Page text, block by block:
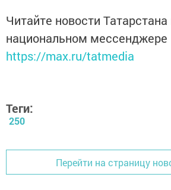
Читайте новости Татарстана
национальном
https://max.ru/tatmedia
Теги:
250
Перейти на страницу